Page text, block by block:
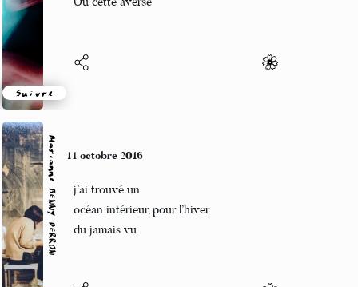
Suivre
Marianne BENNY PERRON 11 octobre 2016
ce sont des enfants fous
ils tremblent d’entendre
leur propre voix